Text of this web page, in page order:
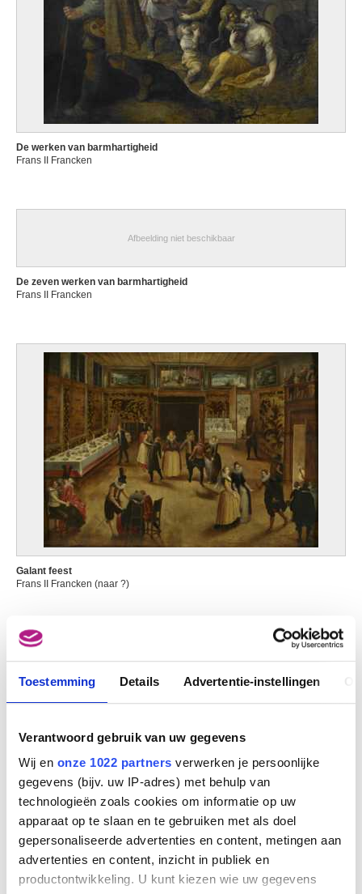
Toestemming Details Advertentie-instellingen
Verantwoord gebruik van uw gegevens
Wij en onze 1022 partners verwerken je persoonlijke
gegevens (bijv. uw IP-adres) met behulp van
technologieën zoals cookies om informatie op uw
apparaat op te slaan en te gebruiken met als doel
gepersonaliseerde advertenties en content, metingen aan
advertenties en content, inzicht in publiek en
productontwikkeling. U kunt kiezen wie uw gegevens
De werken van barmhartigheid
Frans II Francken
Afbeelding niet beschikbaar
De zeven werken van barmhartigheid
Frans II Francken
Galant feest
Frans II Francken (naar ?)
Het kabinet van de liefhebber
Hiëronymus Francken II (toegeschreven aan)